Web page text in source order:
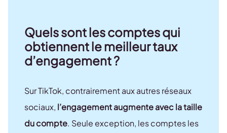
Quels sont les comptes qui
obtiennent le meilleur taux
d’engagement ?
Sur TikTok, contrairement aux autres réseaux
sociaux, l’engagement augmente avec la taille
du compte. Seule exception, les comptes les